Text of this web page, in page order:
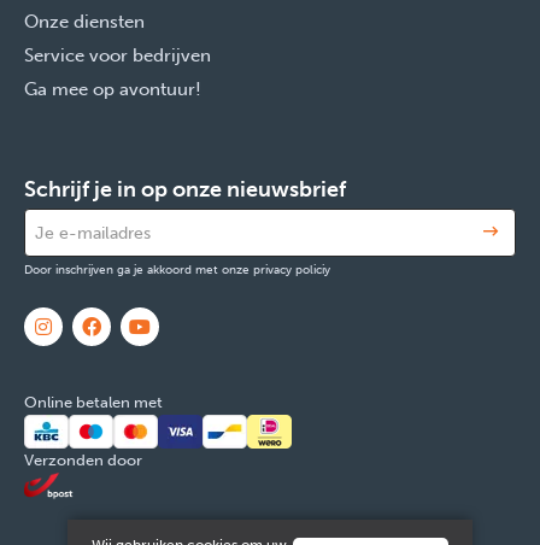
Onze diensten
Service voor bedrijven
Ga mee op avontuur!
Schrijf je in op onze nieuwsbrief
Door inschrijven ga je akkoord met onze privacy policiy
Online betalen met
Verzonden door